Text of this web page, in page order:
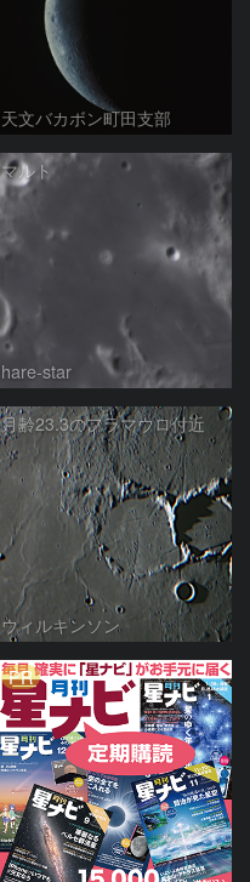
天文バカボン町田支部
マルト
hare-star
月齢23.3のフラマウロ付近
ウィルキンソン
PR